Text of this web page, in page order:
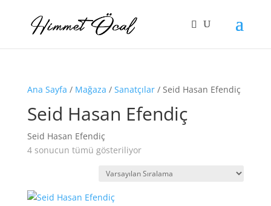
Ana Sayfa / Mağaza / Sanatçılar/ Seid Hasan Efendiç
Seid Hasan Efendiç
Seid Hasan Efendiç
4 sonucun tümü gösteriliyor